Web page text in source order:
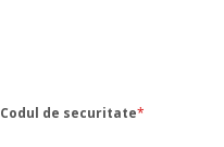
Codul de securitate*